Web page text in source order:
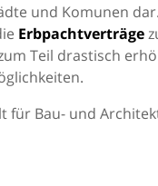
und Komunen
Erbpachtverträge
Teil drastisch
für Bau- und